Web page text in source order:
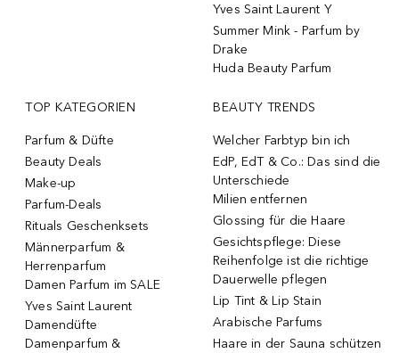
Yves Saint Laurent Y
Summer Mink - Parfum by
Drake
Huda Beauty Parfum
TOP KATEGORIEN
Parfum & Düfte
Beauty Deals
Make-up
Parfum-Deals
Rituals Geschenksets
Männerparfum &
Herrenparfum
Damen Parfum im SALE
Yves Saint Laurent
Damendüfte
Damenparfum &
BEAUTY TRENDS
Welcher Farbtyp bin ich
EdP, EdT & Co.: Das sind die
Unterschiede
Milien entfernen
Glossing für die Haare
Gesichtspflege: Diese
Reihenfolge ist die richtige
Dauerwelle pflegen
Lip Tint & Lip Stain
Arabische Parfums
Haare in der Sauna schützen